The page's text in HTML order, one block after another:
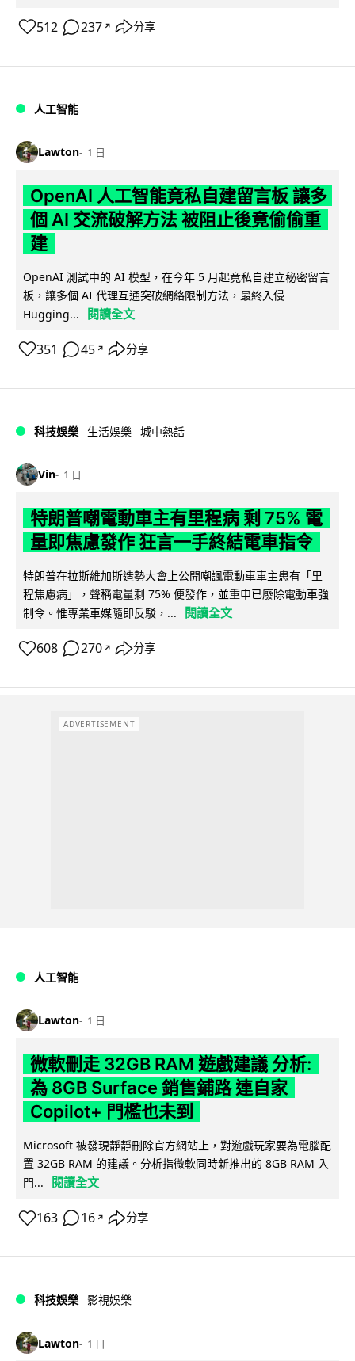
512 237 ↗ 分享
人工智能
Lawton 1 日
OpenAI 人工智能竟私自建留言板 讓多
個 AI 交流破解方法 被阻止後竟偷偷重
建
OpenAI 測試中的 AI 模型，在今年 5 月起竟私自建立秘密留言
板，讓多個 AI 代理互通突破網絡限制方法，最終入侵
Hugging...
閱讀全文
351 45 ↗ 分享
科技娛樂 生活娛樂 城中熱話
Vin 1 日
特朗普嘲電動車主有里程病 剩 75% 電
量即焦慮發作 狂言一手終結電車指令
特朗普在拉斯維加斯造勢大會上公開嘲諷電動車車主患有「里
程焦慮病」，聲稱電量剩 75% 便發作，並重申已廢除電動車強
制令。惟專業車媒隨即反駁，...
閱讀全文
608 270 ↗ 分享
ADVERTISEMENT
人工智能
Lawton 1 日
微軟刪走 32GB RAM 遊戲建議 分析:
為 8GB Surface 銷售鋪路 連自家
Copilot+ 門檻也未到
Microsoft 被發現靜靜刪除官方網站上，對遊戲玩家要為電腦配
置 32GB RAM 的建議。分析指微軟同時新推出的 8GB RAM 入
門...
閱讀全文
163 16 ↗ 分享
科技娛樂 影視娛樂
Lawton 1 日